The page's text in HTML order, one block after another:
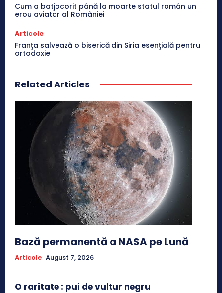
Cum a batjocorit până la moarte statul român un
erou aviator al României
Articole
Franţa salvează o biserică din Siria esenţială pentru
ortodoxie
Related Articles
Bază permanentă a NASA pe Lună
Articole August 7, 2026
O raritate : pui de vultur negru